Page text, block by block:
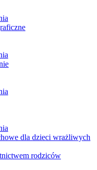
dla dzieci wrażliwych
rodziców